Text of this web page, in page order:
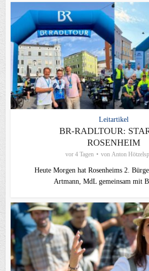
Leitartikel
BR-RADLTOUR:
ROSENHEIM
vor 4 Tagen von Anton
Heute Morgen hat Rosenheims 2.
Artmann, MdL gemeinsam mit